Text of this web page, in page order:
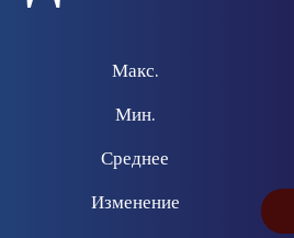
Макс.
Мин.
Среднее
Изменение